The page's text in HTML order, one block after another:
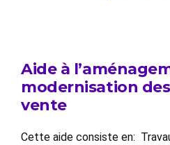
Aide à
modernisation
vente
Cette aide consiste en: